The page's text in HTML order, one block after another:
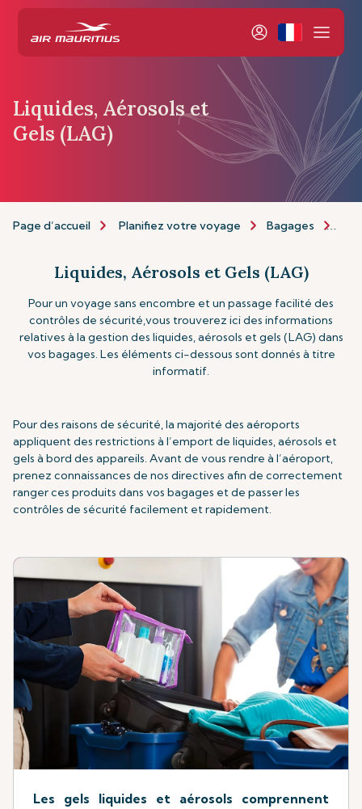
Liquides, Aérosols et
Gels (LAG)
Page d’accueil Planifiez votre voyage Bagages
Liquides, Aérosols et Gels (LAG)
Pour un voyage sans encombre et un passage facilité des
contrôles de sécurité,vous trouverez ici des informations
relatives à la gestion des liquides, aérosols et gels (LAG) dans
vos bagages. Les éléments ci-dessous sont donnés à titre
informatif.
Pour des raisons de sécurité, la majorité des aéroports
appliquent des restrictions à l’emport de liquides, aérosols et
gels à bord des appareils. Avant de vous rendre à l’aéroport,
prenez connaissances de nos directives afin de correctement
ranger ces produits dans vos bagages et de passer les
contrôles de sécurité facilement et rapidement.
Les gels liquides et aérosols comprennent